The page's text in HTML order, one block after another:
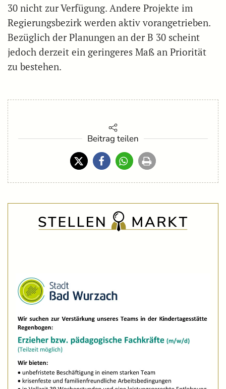
30 nicht zur Verfügung. Andere Projekte im
Regierungsbezirk werden aktiv vorangetrieben.
Bezüglich der Planungen an der B 30 scheint
jedoch derzeit ein geringeres Maß an Priorität
zu bestehen.
Beitrag teilen